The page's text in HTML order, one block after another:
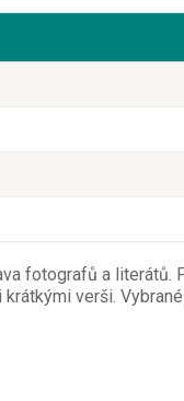
fotografů a literátů.
verši.